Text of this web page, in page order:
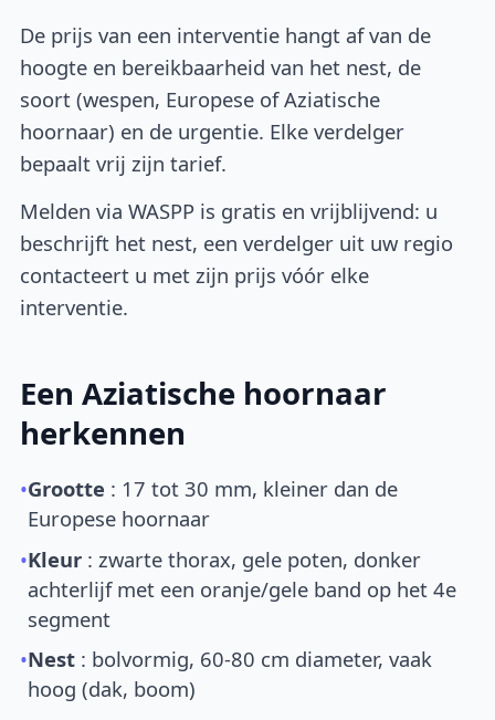
De prijs van een interventie hangt af van de
hoogte en bereikbaarheid van het nest, de
soort (wespen, Europese of Aziatische
hoornaar) en de urgentie. Elke verdelger
bepaalt vrij zijn tarief.
Melden via WASPP is gratis en vrijblijvend: u
beschrijft het nest, een verdelger uit uw regio
contacteert u met zijn prijs vóór elke
interventie.
Een Aziatische hoornaar
herkennen
•Grootte : 17 tot 30 mm, kleiner dan de
Europese hoornaar
•Kleur : zwarte thorax, gele poten, donker
achterlijf met een oranje/gele band op het 4e
segment
•Nest : bolvormig, 60-80 cm diameter, vaak
hoog (dak, boom)